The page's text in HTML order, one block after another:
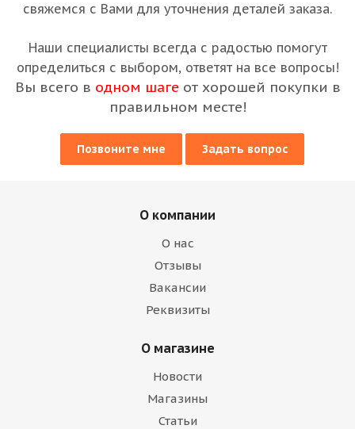
свяжемся с Вами для уточнения деталей заказа.
Наши специалисты всегда с радостью помогут
определиться с выбором, ответят на все вопросы!
Вы всего в одном шаге от хорошей покупки в
правильном месте!
Позвоните мне Задать вопрос
О компании
О нас
Отзывы
Вакансии
Реквизиты
О магазине
Новости
Магазины
Статьи